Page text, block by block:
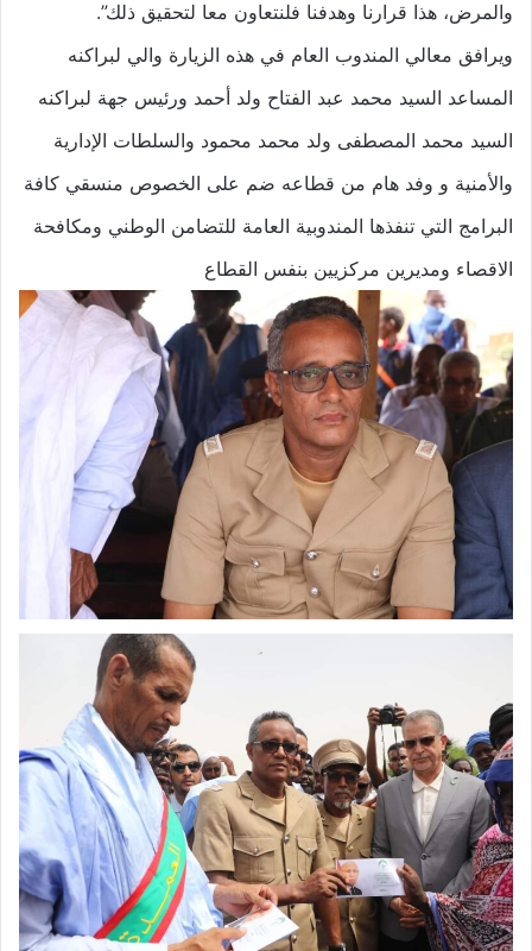
والمرض، هذا قرارنا وهدفنا فلنتعاون معا لتحقيق ذلك”.
ويرافق معالي المندوب العام في هذه الزيارة والي لبراكنه
المساعد السيد محمد عبد الفتاح ولد أحمد ورئيس جهة لبراكنه
السيد محمد المصطفى ولد محمد محمود والسلطات الإدارية
والأمنية و وفد هام من قطاعه ضم على الخصوص منسقي كافة
البرامج التي تنفذها المندوبية العامة للتضامن الوطني ومكافحة
الاقصاء ومديرين مركزيين بنفس القطاع